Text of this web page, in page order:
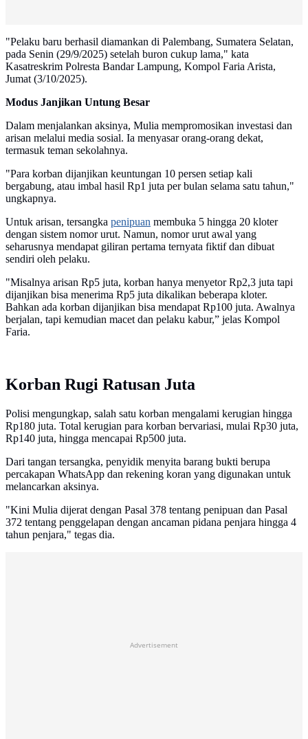
"Pelaku baru berhasil diamankan di Palembang, Sumatera Selatan,
pada Senin (29/9/2025) setelah buron cukup lama," kata
Kasatreskrim Polresta Bandar Lampung, Kompol Faria Arista,
Jumat (3/10/2025).
Modus Janjikan Untung Besar
Dalam menjalankan aksinya, Mulia mempromosikan investasi dan
arisan melalui media sosial. Ia menyasar orang-orang dekat,
termasuk teman sekolahnya.
"Para korban dijanjikan keuntungan 10 persen setiap kali
bergabung, atau imbal hasil Rp1 juta per bulan selama satu tahun,"
ungkapnya.
Untuk arisan, tersangka penipuan membuka 5 hingga 20 kloter
dengan sistem nomor urut. Namun, nomor urut awal yang
seharusnya mendapat giliran pertama ternyata fiktif dan dibuat
sendiri oleh pelaku.
"Misalnya arisan Rp5 juta, korban hanya menyetor Rp2,3 juta tapi
dijanjikan bisa menerima Rp5 juta dikalikan beberapa kloter.
Bahkan ada korban dijanjikan bisa mendapat Rp100 juta. Awalnya
berjalan, tapi kemudian macet dan pelaku kabur,” jelas Kompol
Faria.
Korban Rugi Ratusan Juta
Polisi mengungkap, salah satu korban mengalami kerugian hingga
Rp180 juta. Total kerugian para korban bervariasi, mulai Rp30 juta,
Rp140 juta, hingga mencapai Rp500 juta.
Dari tangan tersangka, penyidik menyita barang bukti berupa
percakapan WhatsApp dan rekening koran yang digunakan untuk
melancarkan aksinya.
"Kini Mulia dijerat dengan Pasal 378 tentang penipuan dan Pasal
372 tentang penggelapan dengan ancaman pidana penjara hingga 4
tahun penjara," tegas dia.
Advertisement